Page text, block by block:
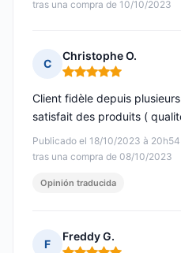
tras una compra de 10/10/2023
C
Christophe O.
Nota: 5 de 5
Publicado el 18/10/2023 à 20h54
tras una compra de 08/10/2023
Client fidèle depuis
satisfait des produits (
Opinión traducida
F
Freddy G.